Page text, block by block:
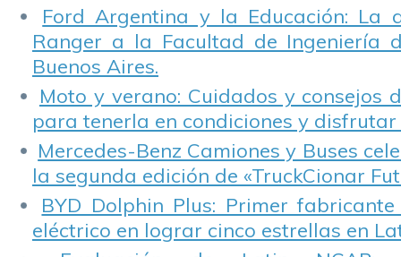
Ford Argentina y la Educación: La
Ranger a la Facultad de Ingeniería
Buenos Aires.
Moto y verano: Cuidados y consejos
para tenerla en condiciones y disfrutar
Mercedes-Benz Camiones y Buses
la segunda edición de «TruckCionar
BYD Dolphin Plus: Primer
eléctrico en lograr cinco estrellas en